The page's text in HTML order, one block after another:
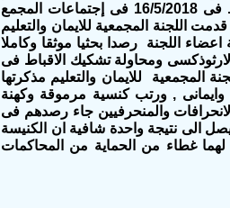
تحدث هذه الهجمة منذ عهد اثناسيوس الرسولى والقديس ديسقورس .. فى 16/5/2018 فى إجتماعات المجمع
اللجنة المجمعية للايمان والتعليم
اللجنة رصدا بحثيا موثقا وكاملا
ومحاولة تشكيك الاقباط فى
للايمان والتعليم مذكرتها
وكتابى وكنسى وايمانى , ورتب كنسية مرموقة وكهنة
والمنحرفيين جاء رصدهم فى
الى نتيجة واحدة شافية ان الكنيسة
لهما غطاء من الحماية من المحاكمات